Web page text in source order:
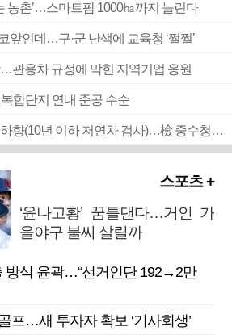
농촌’…스마트팜 1000㏊까지 늘린다
앞인데…구·군 난색에 교육청 ‘쩔쩔’
관용차 규정에 막힌 지역기업 응원
합단지 연내 준공 수순
■ 검사 신분 버리고 직급하향(10년 이하 저연차 검사)…檢 중수청행 기피
스포츠 +
‘윤나고황’ 꿈틀댄다…거인 가
을야구 불씨 살릴까
방식 윤곽…“선거인단 192→2만
프…새 투자자 확보 ‘기사회생’